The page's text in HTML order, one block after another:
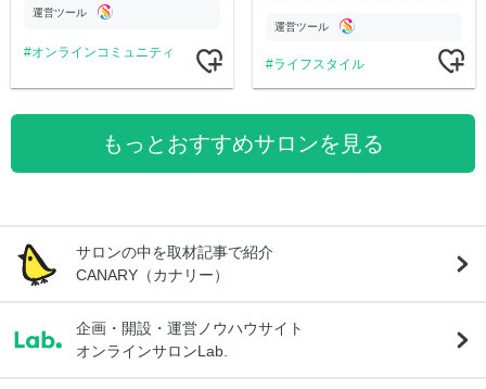
公開。
運営ツール
オンラインコミュニティ
運営ツール
ライフスタイル
もっとおすすめサロンを見る
サロンの中を取材記事で紹介
CANARY（カナリー）
企画・開設・運営ノウハウサイト
オンラインサロンLab.